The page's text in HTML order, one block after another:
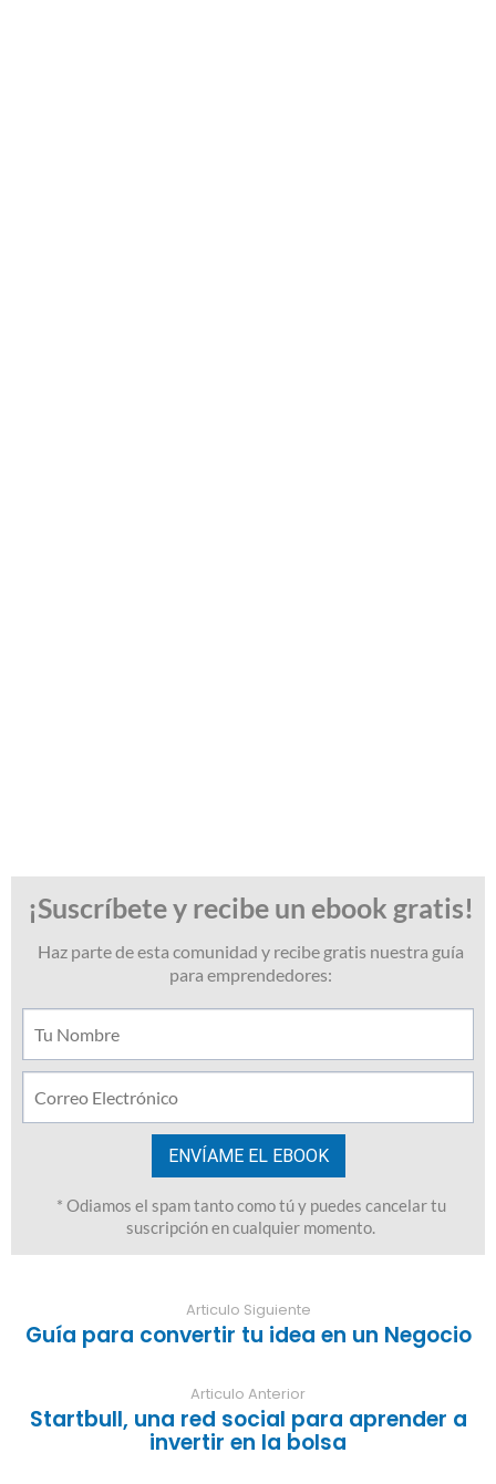
Articulo Siguiente
Guía para convertir tu idea en un Negocio
Articulo Anterior
Startbull, una red social para aprender a
invertir en la bolsa